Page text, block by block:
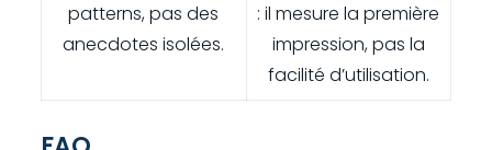
patterns, pas des
anecdotes isolées.
: il mesure la première
impression, pas la
facilité d’utilisation.